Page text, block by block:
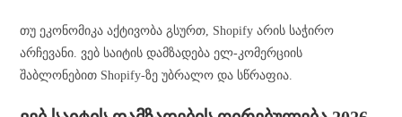
თუ ეკონომიკა აქტივობა გსურთ, Shopify არის საჭირო
არჩევანი. ვებ საიტის დამზადება ელ-კომერციის
შაბლონებით Shopify-ზე უბრალო და სწრაფია.